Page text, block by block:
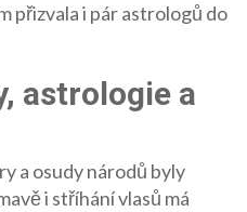
přizvala i pár astrologů do
astrologie a
a osudy národů byly
i stříhání vlasů má